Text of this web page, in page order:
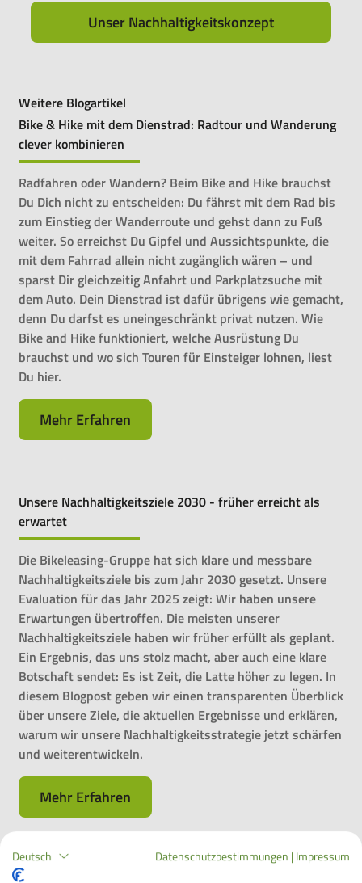
Unser Nachhaltigkeitskonzept
Weitere Blogartikel
Bike & Hike mit dem Dienstrad: Radtour und Wanderung
clever kombinieren
Radfahren oder Wandern? Beim Bike and Hike brauchst
Du Dich nicht zu entscheiden: Du fährst mit dem Rad bis
zum Einstieg der Wanderroute und gehst dann zu Fuß
weiter. So erreichst Du Gipfel und Aussichtspunkte, die
mit dem Fahrrad allein nicht zugänglich wären – und
sparst Dir gleichzeitig Anfahrt und Parkplatzsuche mit
dem Auto. Dein Dienstrad ist dafür übrigens wie gemacht,
denn Du darfst es uneingeschränkt privat nutzen. Wie
Bike and Hike funktioniert, welche Ausrüstung Du
brauchst und wo sich Touren für Einsteiger lohnen, liest
Du hier.
Mehr Erfahren
Unsere Nachhaltigkeitsziele 2030 - früher erreicht als
erwartet
Die Bikeleasing-Gruppe hat sich klare und messbare
Nachhaltigkeitsziele bis zum Jahr 2030 gesetzt. Unsere
Evaluation für das Jahr 2025 zeigt: Wir haben unsere
Erwartungen übertroffen. Die meisten unserer
Nachhaltigkeitsziele haben wir früher erfüllt als geplant.
Ein Ergebnis, das uns stolz macht, aber auch eine klare
Botschaft sendet: Es ist Zeit, die Latte höher zu legen. In
diesem Blogpost geben wir einen transparenten Überblick
über unsere Ziele, die aktuellen Ergebnisse und erklären,
warum wir unsere Nachhaltigkeitsstrategie jetzt schärfen
und weiterentwickeln.
Mehr Erfahren
Ende der Leasinglaufzeit – was nun?
Deutsch Datenschutzbestimmungen |Impressum